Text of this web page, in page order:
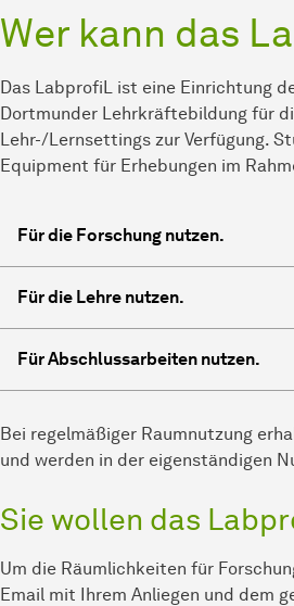
Wer kann das
Das LabprofiL ist eine Einrichtung
Dortmunder Lehrkräftebildung für
Lehr-/Lernsettings zur Verfügung.
Equipment für Erhebungen im
Für die Forschung nutzen.
Für die Lehre nutzen.
Für Abschlussarbeiten nutzen.
Bei regelmäßiger Raumnutzung
und werden in der eigenständigen
Sie wollen das
Um die Räumlichkeiten für
Email mit Ihrem Anliegen und dem